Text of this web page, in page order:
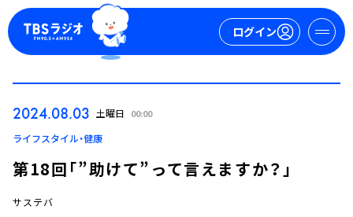
ログイン
ログイン
2024.08.03 土曜日 00:00
ライフスタイル・健康
第18回「”助けて”って言えますか？」
サステバ